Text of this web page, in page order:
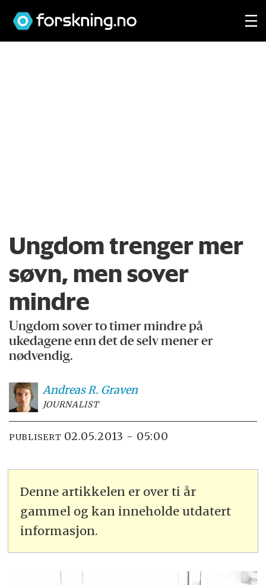
Ungdom trenger mer
søvn, men sover
mindre
Ungdom sover to timer mindre på
ukedagene enn det de selv mener er
nødvendig.
Andreas R. Graven
JOURNALIST
PUBLISERT 02.05.2013 - 05:00
Denne artikkelen er over ti år
gammel og kan inneholde utdatert
informasjon.